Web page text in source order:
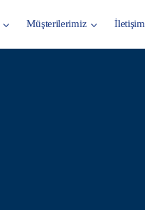
Müşterilerimiz İletişim